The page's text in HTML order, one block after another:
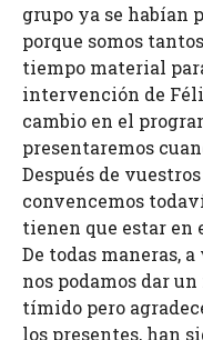
grupo ya se habían
porque somos
tiempo material
intervención de
cambio en el
presentaremos
Después de
convencemos
tienen que estar en
De todas maneras,
nos podamos dar
tímido pero
los presentes, han